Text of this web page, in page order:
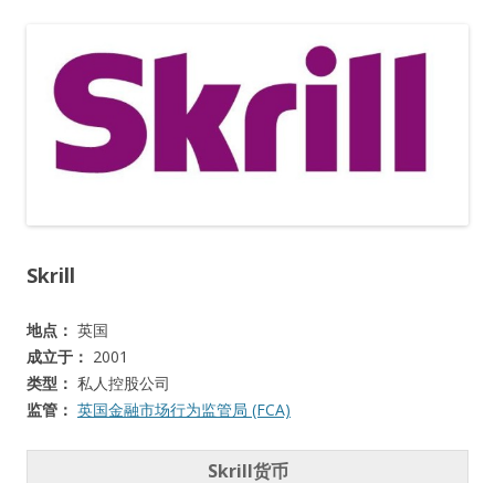
Skrill
地点： 英国
成立于： 2001
类型： 私人控股公司
监管： 英国金融市场行为监管局 (FCA)
Skrill货币